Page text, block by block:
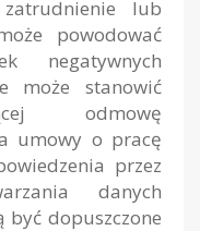
lub
powodować
negatywnych
może stanowić
odmowę
umowy o pracę
przez
danych
być dopuszczone